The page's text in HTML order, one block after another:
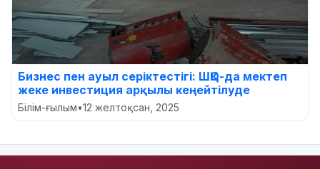
Бизнес пен ауыл серіктестігі: ШҚО-да мектеп
жеке инвестиция арқылы кеңейтілуде
Білім-ғылым•12 желтоқсан, 2025